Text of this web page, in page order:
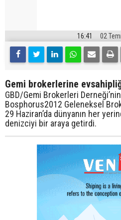
16:41 02
Gemi brokerlerine
GBD/Gemi Brokerleri
Bosphorus2012 Geleneksel
29 Haziran’da dünyanın her
denizciyi bir araya getirdi.